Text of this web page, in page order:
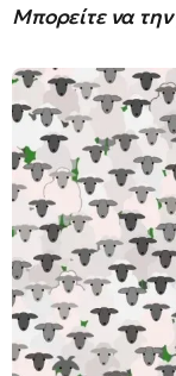
Μπορείτε να την